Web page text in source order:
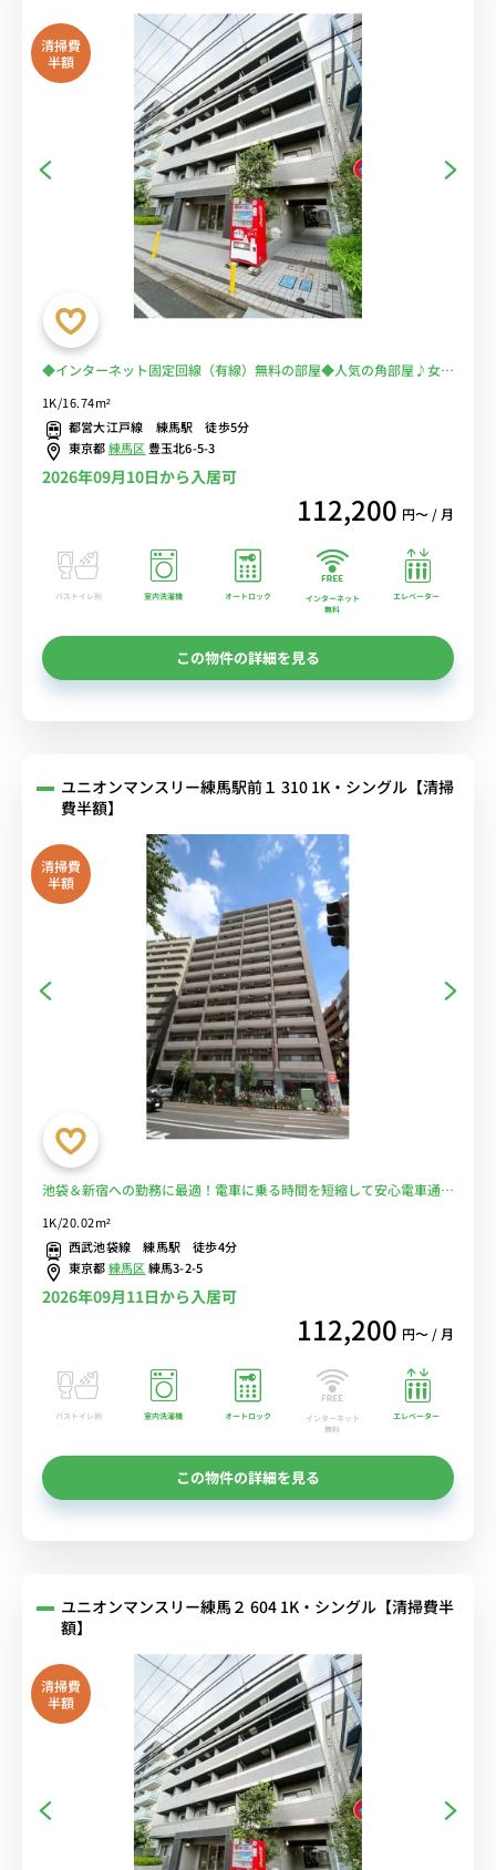
清掃費
半額
◆インターネット固定回線（有線）無料の部屋◆人気の角部屋♪女性
＆冷蔵庫や電子レンジなど生活家電のあるお部屋
1K/16.74m²
都営大江戸線 練馬駅 徒歩5分
東京都練馬区豊玉北6-5-3
2026年09月10日から入居可
112,200 円〜 / 月
バストイレ別 室内洗濯機 オートロック
インターネット
無料
エレベーター
この物件の詳細を見る
ユニオンマンスリー練馬駅前１ 310 1K・シングル【清掃
費半額】
清掃費
半額
池袋＆新宿への勤務に最適！電車に乗る時間を短縮して安心電車通勤
中！
1K/20.02m²
西武池袋線 練馬駅 徒歩4分
東京都練馬区練馬3-2-5
2026年09月11日から入居可
112,200 円〜 / 月
バストイレ別 室内洗濯機 オートロック
インターネット
無料
エレベーター
この物件の詳細を見る
ユニオンマンスリー練馬２ 604 1K・シングル【清掃費半
額】
清掃費
半額